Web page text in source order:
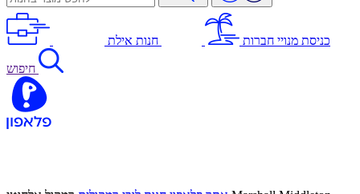
כניסת מנויי חברות חנות אילת
חיפוש